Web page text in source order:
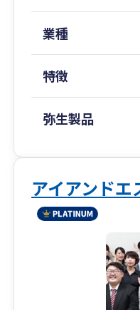
業種
特徴
弥生製品
アイアンド